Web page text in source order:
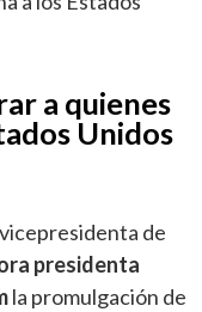
a quienes
Unidos
de
presidenta
la promulgación de